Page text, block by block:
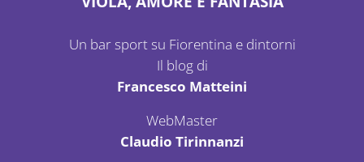
Un bar sport su Fiorentina e dintorni
Il blog di
Francesco Matteini
WebMaster
Claudio Tirinnanzi